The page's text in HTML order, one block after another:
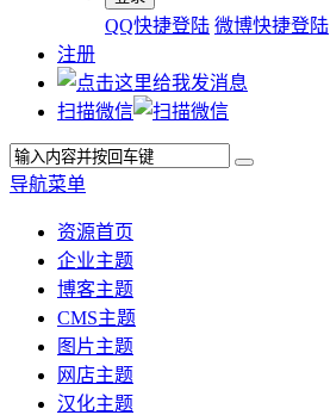
QQ快捷登陆 微博快捷登陆
注册
扫描微信
导航菜单
资源首页
企业主题
博客主题
CMS主题
图片主题
网店主题
汉化主题